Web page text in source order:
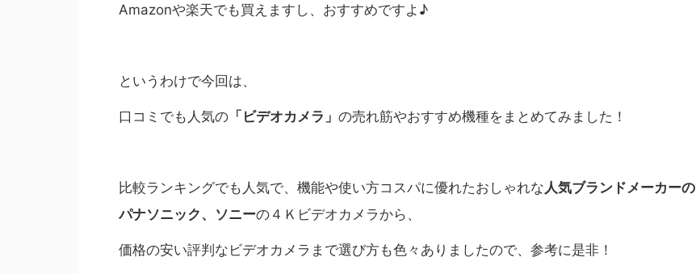
Amazonや楽天でも買えますし、おすすめですよ♪
というわけで今回は、
口コミでも人気の 「ビデオカメラ」 の売れ筋やおすすめ機種をまとめてみました！
比較ランキングでも人気で、機能や使い方コスパに優れたおしゃれな人気ブランドメーカーの
パナソニック、ソニーの４Ｋビデオカメラから、
価格の安い評判なビデオカメラまで選び方も色々ありましたので、参考に是非！